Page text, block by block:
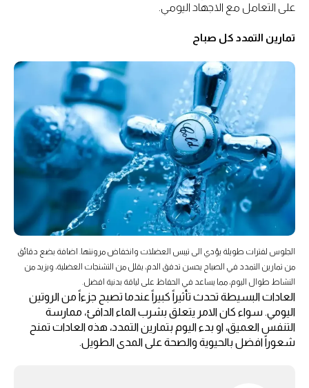
على التعامل مع الاجهاد اليومي.
تمارين التمدد كل صباح
الجلوس لفترات طويلة يؤدي الى تيبس العضلات وانخفاض مرونتها. اضافة بضع دقائق
من تمارين التمدد في الصباح يحسن تدفق الدم، يقلل من التشنجات العضلية، ويزيد من
النشاط طوال اليوم، مما يساعد في الحفاظ على لياقة بدنية افضل.
العادات البسيطة تحدث تأثيراً كبيراً عندما تصبح جزءاً من الروتين
اليومي. سواء كان الامر يتعلق بشرب الماء الدافئ، ممارسة
التنفس العميق، او بدء اليوم بتمارين التمدد، هذه العادات تمنح
شعوراً افضل بالحيوية والصحة على المدى الطويل.